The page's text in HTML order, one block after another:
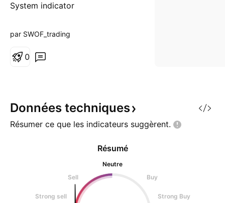
System indicator
par SWOF_trading
0
Données techniques
Résumer ce que les indicateurs suggèrent.
Résumé
Neutre
Sell
Buy
Strong sell Strong Buy